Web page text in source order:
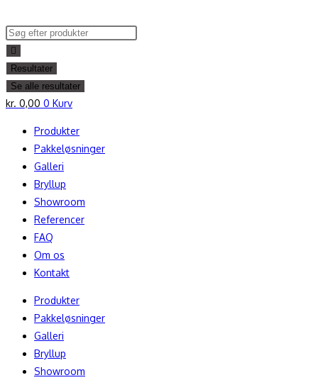
to
content
Search
...
Resultater
Se alle resultater
kr. 0,00 0 Kurv
Produkter
Pakkeløsninger
Galleri
Bryllup
Showroom
Referencer
FAQ
Om os
Kontakt
Produkter
Pakkeløsninger
Galleri
Bryllup
Showroom